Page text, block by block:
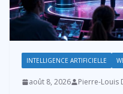
INTELLIGENCE ARTIFICIELLE
août 8, 2026 Pierre-Louis